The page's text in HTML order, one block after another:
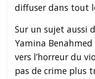
diffuser dans tout
Sur un sujet aussi
Yamina Benahmed
vers l’horreur du
pas de crime plus